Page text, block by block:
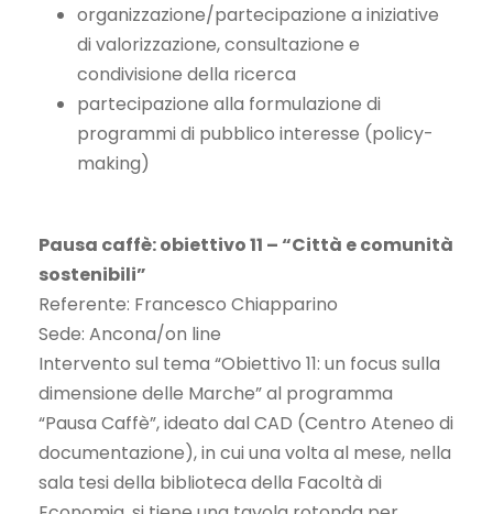
organizzazione/partecipazione a iniziative
di valorizzazione, consultazione e
condivisione della ricerca
partecipazione alla formulazione di
programmi di pubblico interesse (policy-
making)
Pausa caffè: obiettivo 11 – “Città e comunità
sostenibili”
Referente: Francesco Chiapparino
Sede: Ancona/on line
Intervento sul tema “Obiettivo 11: un focus sulla
dimensione delle Marche” al programma
“Pausa Caffè”, ideato dal CAD (Centro Ateneo di
documentazione), in cui una volta al mese, nella
sala tesi della biblioteca della Facoltà di